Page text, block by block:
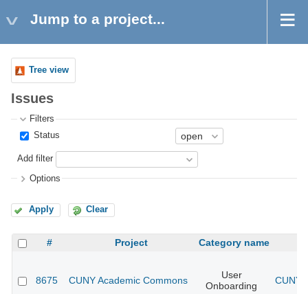
Jump to a project...
Tree view
Issues
Filters
Status
Add filter
Options
Apply Clear
# Project Category name
8675 CUNY Academic Commons
User
Onboarding
CUNY